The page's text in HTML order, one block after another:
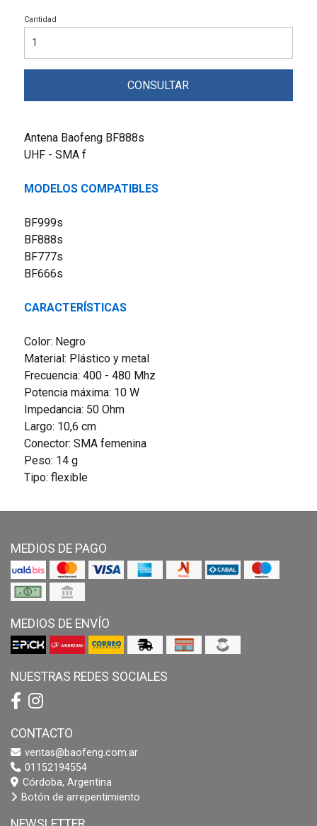
Cantidad
CONSULTAR
Antena Baofeng BF888s
UHF - SMA f
MODELOS COMPATIBLES
BF999s
BF888s
BF777s
BF666s
CARACTERÍSTICAS
Color: Negro
Material: Plástico y metal
Frecuencia: 400 - 480 Mhz
Potencia máxima: 10 W
Impedancia: 50 Ohm
Largo: 10,6 cm
Conector: SMA femenina
Peso: 14 g
Tipo: flexible
MEDIOS DE PAGO
MEDIOS DE ENVÍO
NUESTRAS REDES SOCIALES
CONTACTO
ventas@baofeng.com.ar
01152194554
Córdoba, Argentina
Botón de arrepentimiento